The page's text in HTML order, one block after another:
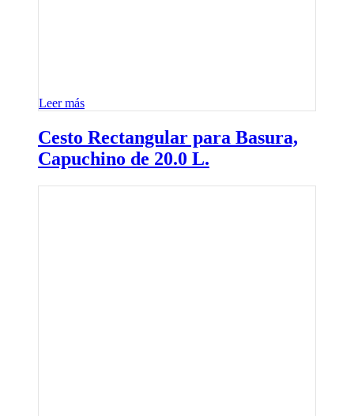
Leer más
Cesto Rectangular para Basura,
Capuchino de 20.0 L.